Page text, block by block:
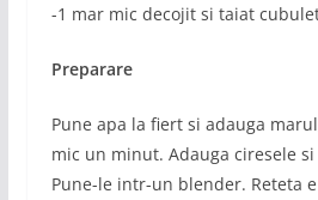
-1 mar mic decojit si taiat
Preparare
Pune apa la fiert si adauga
mic un minut. Adauga ciresele
Pune-le intr-un blender. Reteta